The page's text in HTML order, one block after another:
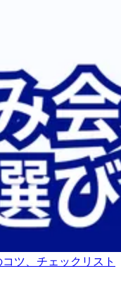
ツ、チェックリスト